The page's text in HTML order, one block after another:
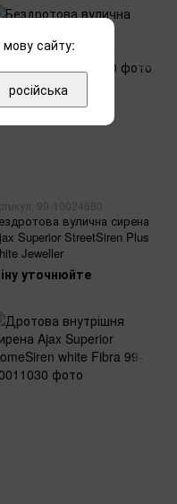
99-10024680
вулична сирена
Superior StreetSiren Plus
Jeweller
уточнюйте
мову сайту:
російська